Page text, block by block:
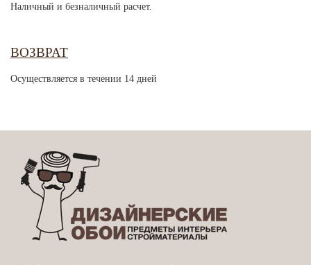
Наличный и безналичный расчет.
ВОЗВРАТ
Осуществляется в течении 14 дней